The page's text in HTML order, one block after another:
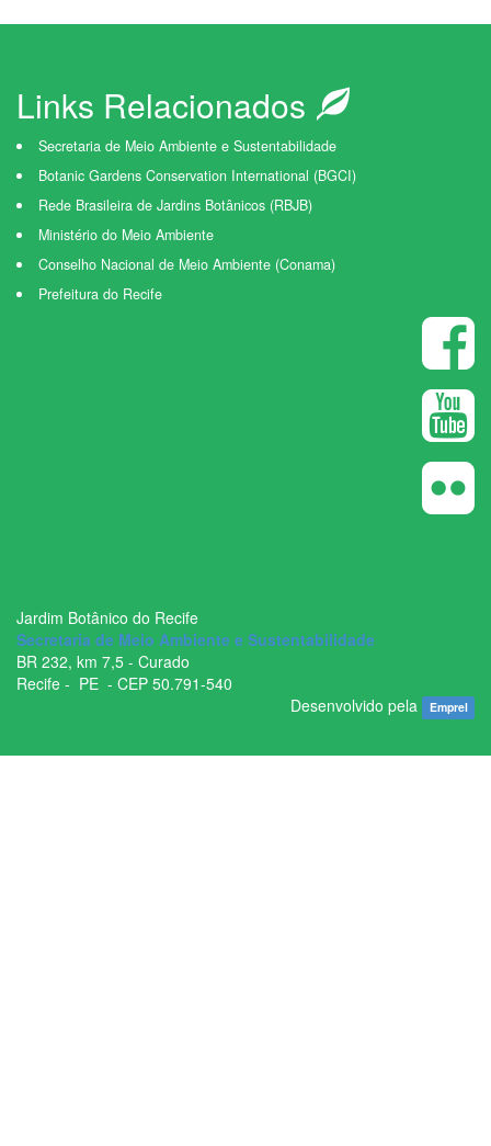
Links Relacionados
Secretaria de Meio Ambiente e Sustentabilidade
Botanic Gardens Conservation International (BGCI)
Rede Brasileira de Jardins Botânicos (RBJB)
Ministério do Meio Ambiente
Conselho Nacional de Meio Ambiente (Conama)
Prefeitura do Recife
Jardim Botânico do Recife
Secretaria de Meio Ambiente e Sustentabilidade
BR ­232, km 7,5 - Curado
Recife - ­ PE - CEP 50.791­-540
Desenvolvido pela Emprel